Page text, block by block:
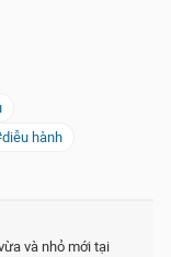
hành
và nhỏ mới tại